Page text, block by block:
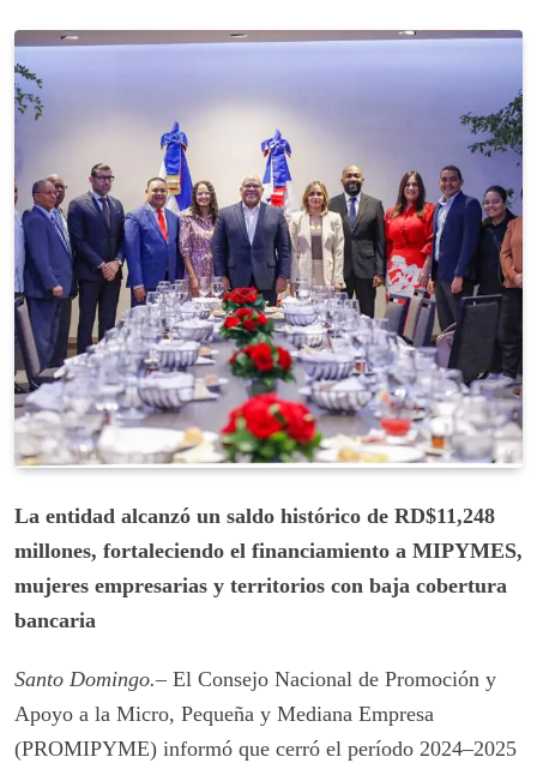
La entidad alcanzó un saldo histórico de RD$11,248
millones, fortaleciendo el financiamiento a MIPYMES,
mujeres empresarias y territorios con baja cobertura
bancaria
Santo Domingo.– El Consejo Nacional de Promoción y
Apoyo a la Micro, Pequeña y Mediana Empresa
(PROMIPYME) informó que cerró el período 2024–2025